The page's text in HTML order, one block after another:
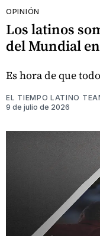
OPINIÓN
Los latinos
del Mundial
Es hora de que
EL TIEMPO LATINO
9 de julio de 2026